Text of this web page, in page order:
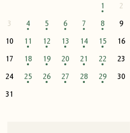
1
2
3
4 5 6 7 8
9
10
11 12 13 14 15
16
17
18 19 20 21 22
23
24
25 26 27 28 29
30
31